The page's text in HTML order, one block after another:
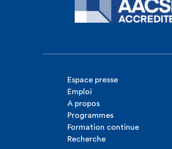
Espace presse
Emploi
A propos
Programmes
Formation continue
Recherche